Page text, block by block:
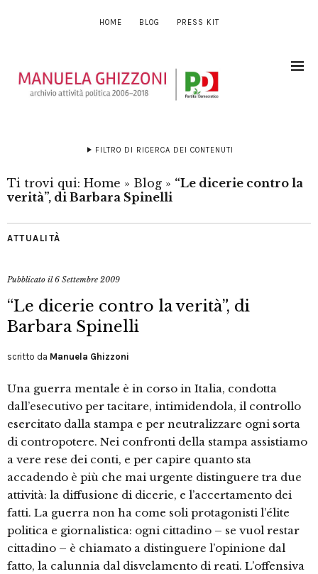
HOME BLOG PRESS KIT
FILTRO DI RICERCA DEI CONTENUTI
Ti trovi qui: Home » Blog » “Le dicerie contro la
verità”, di Barbara Spinelli
ATTUALITÀ
Pubblicato il6 Settembre 2009
“Le dicerie contro la verità”, di
Barbara Spinelli
scritto da Manuela Ghizzoni
Una guerra mentale è in corso in Italia, condotta
dall’esecutivo per tacitare, intimidendola, il controllo
esercitato dalla stampa e per neutralizzare ogni sorta
di contropotere. Nei confronti della stampa assistiamo
a vere rese dei conti, e per capire quanto sta
accadendo è più che mai urgente distinguere tra due
attività: la diffusione di dicerie, e l’accertamento dei
fatti. La guerra non ha come soli protagonisti l’élite
politica e giornalistica: ogni cittadino – se vuol restar
cittadino – è chiamato a distinguere l’opinione dal
fatto, la calunnia dal disvelamento di reati. L’offensiva